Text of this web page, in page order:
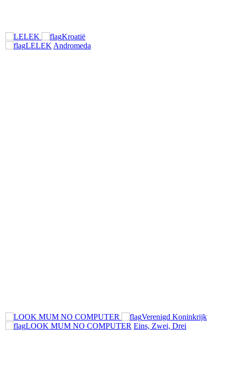
Kroatië
LELEK Andromeda
Verenigd Koninkrijk
LOOK MUM NO COMPUTER Eins, Zwei, Drei